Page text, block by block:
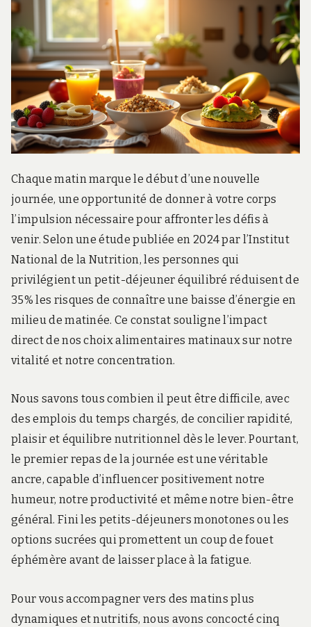
o
m
Chaque matin marque le début d’une nouvelle
journée, une opportunité de donner à votre corps
l’impulsion nécessaire pour affronter les défis à
venir. Selon une étude publiée en 2024 par l’Institut
National de la Nutrition, les personnes qui
privilégient un petit-déjeuner équilibré réduisent de
35% les risques de connaître une baisse d’énergie en
milieu de matinée. Ce constat souligne l’impact
direct de nos choix alimentaires matinaux sur notre
vitalité et notre concentration.
Nous savons tous combien il peut être difficile, avec
des emplois du temps chargés, de concilier rapidité,
plaisir et équilibre nutritionnel dès le lever. Pourtant,
le premier repas de la journée est une véritable
ancre, capable d’influencer positivement notre
humeur, notre productivité et même notre bien-être
général. Fini les petits-déjeuners monotones ou les
options sucrées qui promettent un coup de fouet
éphémère avant de laisser place à la fatigue.
Pour vous accompagner vers des matins plus
dynamiques et nutritifs, nous avons concocté cinq